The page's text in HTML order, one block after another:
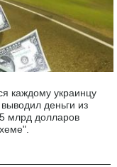
каждому украинцу
деньги из
млрд долларов